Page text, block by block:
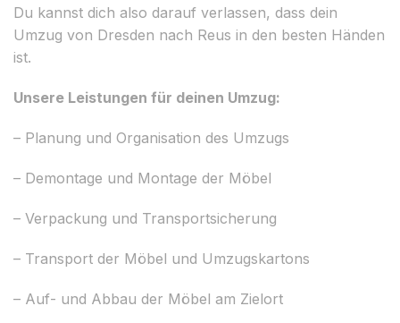
Du kannst dich also darauf verlassen, dass dein
Umzug von Dresden nach Reus in den besten Händen
ist.
Unsere Leistungen für deinen Umzug:
– Planung und Organisation des Umzugs
– Demontage und Montage der Möbel
– Verpackung und Transportsicherung
– Transport der Möbel und Umzugskartons
– Auf- und Abbau der Möbel am Zielort